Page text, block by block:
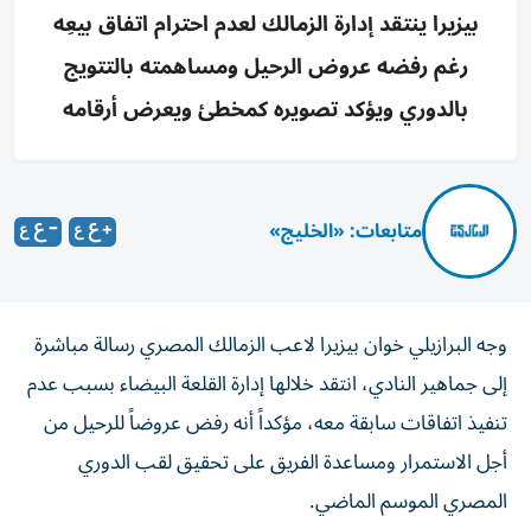
بيزيرا ينتقد إدارة الزمالك لعدم احترام اتفاق بيعِه
رغم رفضه عروض الرحيل ومساهمته بالتتويج
بالدوري ويؤكد تصويره كمخطئ ويعرض أرقامه
متابعات: «الخليج»
وجه البرازيلي خوان بيزيرا لاعب الزمالك المصري رسالة مباشرة
إلى جماهير النادي، انتقد خلالها إدارة القلعة البيضاء بسبب عدم
تنفيذ اتفاقات سابقة معه، مؤكداً أنه رفض عروضاً للرحيل من
أجل الاستمرار ومساعدة الفريق على تحقيق لقب الدوري
المصري الموسم الماضي.